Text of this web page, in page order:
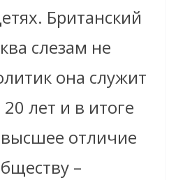
Британский
слезам не
она служит
лет и в итоге
отличие
–